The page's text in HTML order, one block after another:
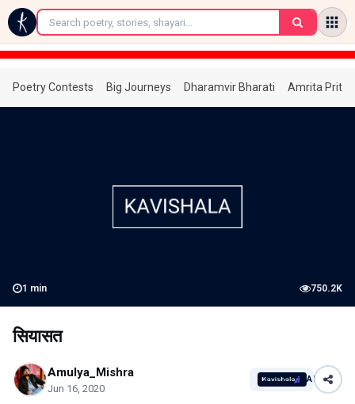
←
Poetry Contests Big Journeys Dharamvir Bharati Amrita
1 min 750.2K
सियासत
Amulya_Mishra
Jun 16, 2020
AI